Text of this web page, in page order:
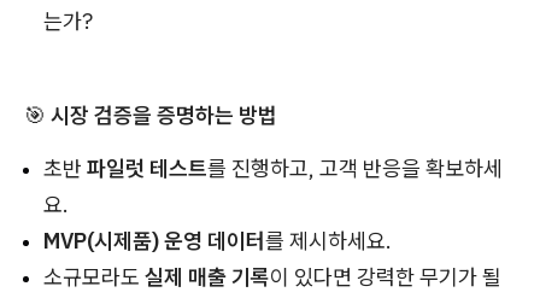
는가?
🎯 시장 검증을 증명하는 방법
초반 파일럿 테스트를 진행하고, 고객 반응을 확보하세
요.
MVP(시제품) 운영 데이터를 제시하세요.
소규모라도 실제 매출 기록이 있다면 강력한 무기가 될